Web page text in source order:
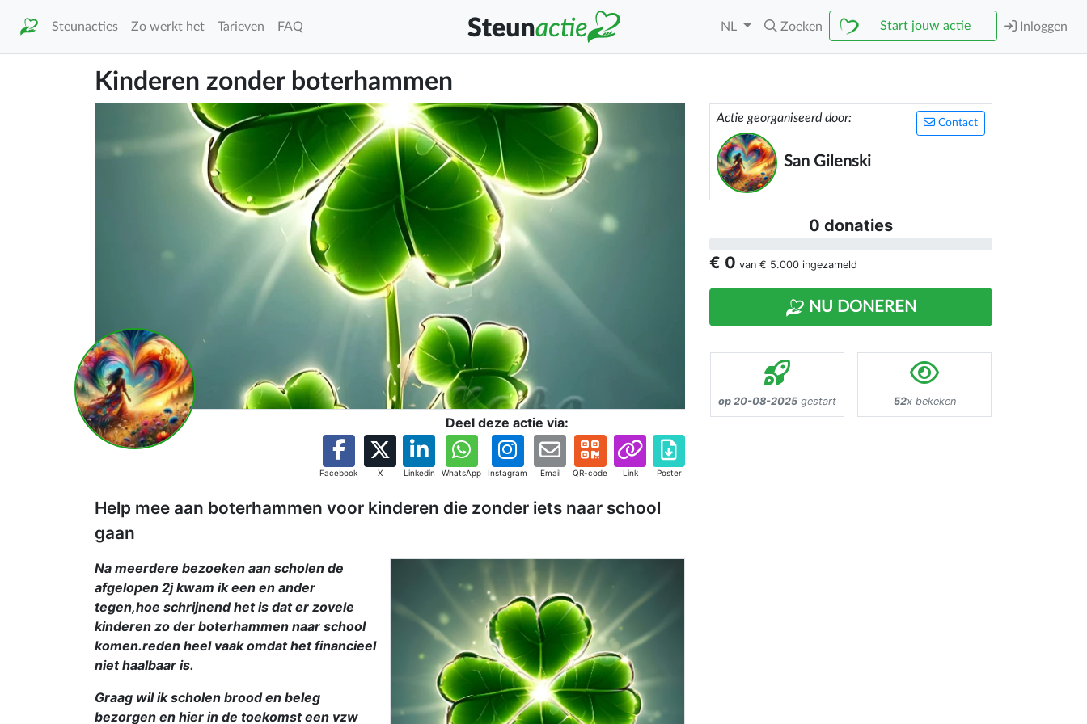
Steunacties Zo werkt het Tarieven FAQ NL Zoeken Start jouw actie Inloggen
Kinderen zonder boterhammen
Deel deze actie via:
Facebook X Linkedin WhatsApp Instagram Email QR-code Link Poster
Help mee aan boterhammen voor kinderen die zonder iets naar school
gaan
Na meerdere bezoeken aan scholen de
afgelopen 2j kwam ik een en ander
tegen,hoe schrijnend het is dat er zovele
kinderen zo der boterhammen naar school
komen.reden heel vaak omdat het financieel
niet haalbaar is.
Graag wil ik scholen brood en beleg
bezorgen en hier in de toekomst een vzw
Contact
Actie georganiseerd door:
San Gilenski
0 donaties
€ 0 van € 5.000 ingezameld
NU DONEREN
op 20-08-2025 gestart 52x bekeken